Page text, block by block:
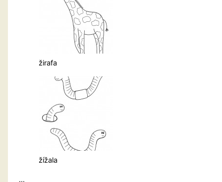
žirafa
žížala
…